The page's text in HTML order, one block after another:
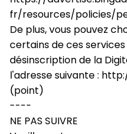
fr/resources/policies/
De plus, vous pouvez
certains de ces
désinscription de la
l'adresse suivante :
(point)
----
NE PAS SUIVRE